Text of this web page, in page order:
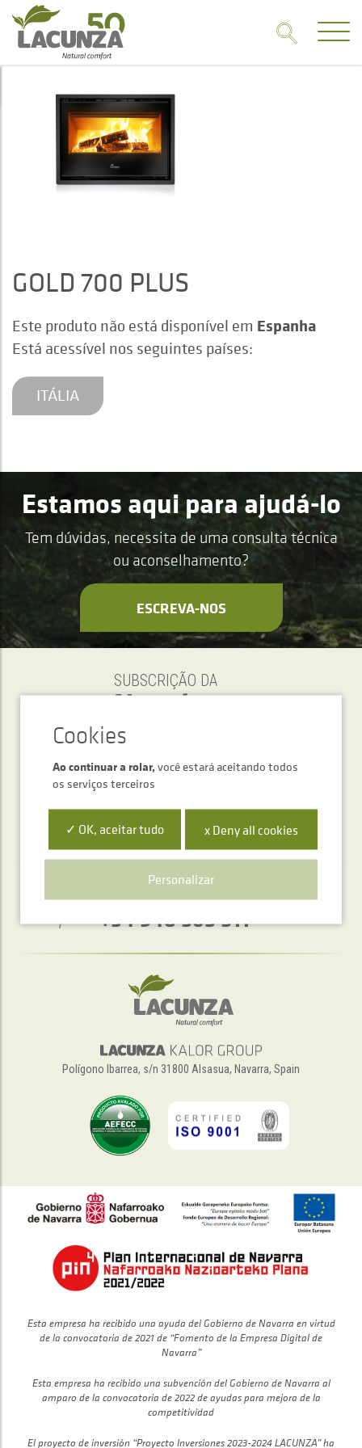
GOLD 700 PLUS
Este produto não está disponível em Espanha
Está acessível nos seguintes países:
ITÁLIA
Estamos aqui para ajudá-lo
Tem dúvidas, necessita de uma consulta técnica
ou aconselhamento?
ESCREVA-NOS
SUBSCRIÇÃO DA
Newsletter
ENVIAR
Serviço de atendimento telefónico
+34 948 563 511
Polígono Ibarrea, s/n 31800 Alsasua, Navarra, Spain
Esta empresa ha recibido una ayuda del Gobierno de Navarra en virtud
de la convocatoria de 2021 de “Fomento de la Empresa Digital de
Navarra”
Esta empresa ha recibido una subvención del Gobierno de Navarra al
amparo de la convocatoria de 2022 de ayudas para mejora de la
competitividad
El proyecto de inversión “Proyecto Inversiones 2023-2024 LACUNZA” ha
Ao continuar a rolar,você estará aceitando todos
os serviços terceiros
✓ OK, aceitar tudo x Deny all cookies
Personalizar